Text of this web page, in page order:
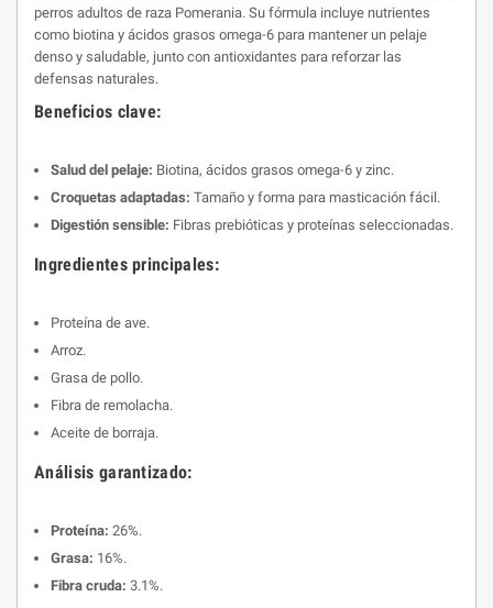
perros adultos de raza Pomerania. Su fórmula incluye nutrientes
como biotina y ácidos grasos omega-6 para mantener un pelaje
denso y saludable, junto con antioxidantes para reforzar las
defensas naturales.
Beneficios clave:
Salud del pelaje: Biotina, ácidos grasos omega-6 y zinc.
Croquetas adaptadas: Tamaño y forma para masticación fácil.
Digestión sensible: Fibras prebióticas y proteínas seleccionadas.
Ingredientes principales:
Proteína de ave.
Arroz.
Grasa de pollo.
Fibra de remolacha.
Aceite de borraja.
Análisis garantizado:
Proteína: 26%.
Grasa: 16%.
Fibra cruda: 3.1%.